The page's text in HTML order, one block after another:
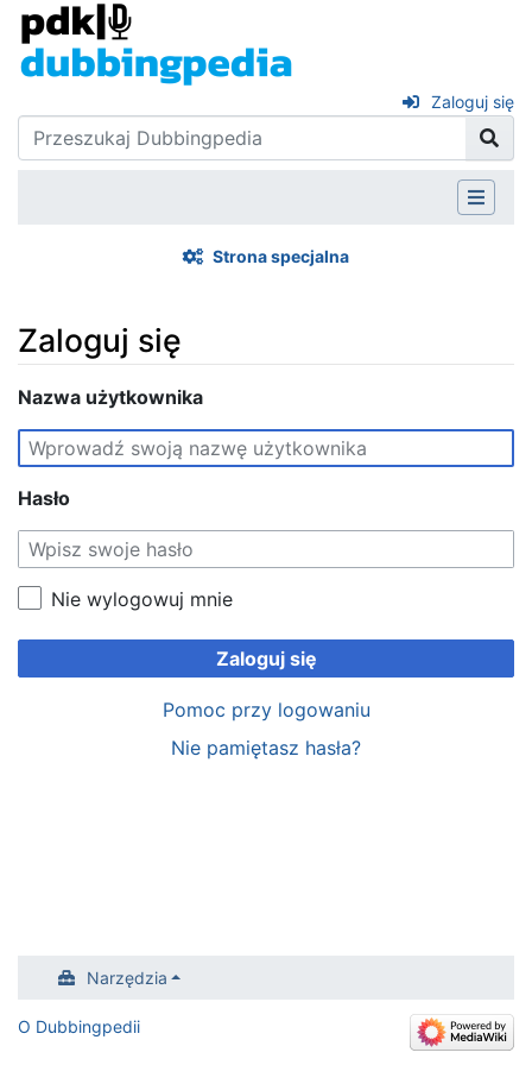
Zaloguj się
Strona specjalna
Zaloguj się
Skocz do:nawigacja,
Nazwa użytkownika
Hasło
Nie wylogowuj mnie
Zaloguj się
Pomoc przy logowaniu
Nie pamiętasz hasła?
Narzędzia
O Dubbingpedii